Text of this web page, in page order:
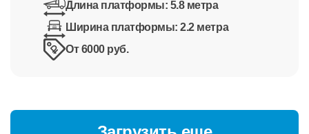
Длина платформы: 5.8 метра
Ширина платформы:2.2 метра
От 6000 руб.